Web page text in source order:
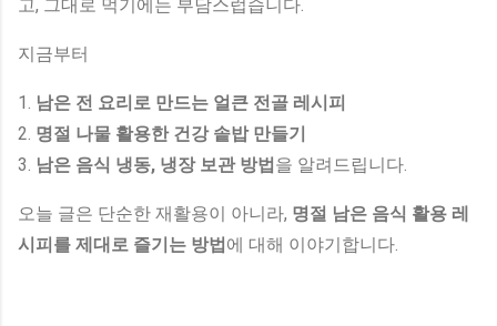
고, 그대로 먹기에는 부담스럽습니다.
지금부터
1. 남은 전 요리로 만드는 얼큰 전골 레시피
2. 명절 나물 활용한 건강 솥밥 만들기
3. 남은 음식 냉동, 냉장 보관 방법을 알려드립니다.
오늘 글은 단순한 재활용이 아니라, 명절 남은 음식 활용 레
시피를 제대로 즐기는 방법에 대해 이야기합니다.